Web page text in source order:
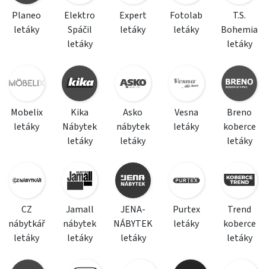
Planeo
letáky
Elektro
Spáčil
letáky
Expert
letáky
Fotolab
letáky
T.S.
Bohemia
letáky
Mobelix
letáky
Kika
Nábytek
letáky
Asko
nábytek
letáky
Vesna
letáky
Breno
koberce
letáky
CZ
nábytkář
letáky
Jamall
nábytek
letáky
JENA-
NÁBYTEK
letáky
Purtex
letáky
Trend
koberce
letáky